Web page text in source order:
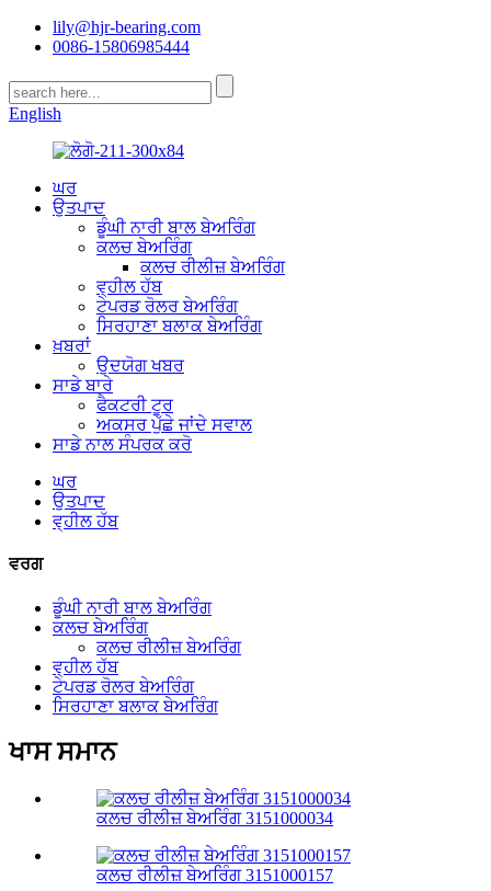
lily@hjr-bearing.com
0086-15806985444
English
ਘਰ
ਉਤਪਾਦ
ਡੂੰਘੀ ਨਾਰੀ ਬਾਲ ਬੇਅਰਿੰਗ
ਕਲਚ ਬੇਅਰਿੰਗ
ਕਲਚ ਰੀਲੀਜ਼ ਬੇਅਰਿੰਗ
ਵ੍ਹੀਲ ਹੱਬ
ਟੇਪਰਡ ਰੋਲਰ ਬੇਅਰਿੰਗ
ਸਿਰਹਾਣਾ ਬਲਾਕ ਬੇਅਰਿੰਗ
ਖ਼ਬਰਾਂ
ਉਦਯੋਗ ਖਬਰ
ਸਾਡੇ ਬਾਰੇ
ਫੈਕਟਰੀ ਟੂਰ
ਅਕਸਰ ਪੁੱਛੇ ਜਾਂਦੇ ਸਵਾਲ
ਸਾਡੇ ਨਾਲ ਸੰਪਰਕ ਕਰੋ
ਘਰ
ਉਤਪਾਦ
ਵ੍ਹੀਲ ਹੱਬ
ਵਰਗ
ਡੂੰਘੀ ਨਾਰੀ ਬਾਲ ਬੇਅਰਿੰਗ
ਕਲਚ ਬੇਅਰਿੰਗ
ਕਲਚ ਰੀਲੀਜ਼ ਬੇਅਰਿੰਗ
ਵ੍ਹੀਲ ਹੱਬ
ਟੇਪਰਡ ਰੋਲਰ ਬੇਅਰਿੰਗ
ਸਿਰਹਾਣਾ ਬਲਾਕ ਬੇਅਰਿੰਗ
ਖਾਸ ਸਮਾਨ
ਕਲਚ ਰੀਲੀਜ਼ ਬੇਅਰਿੰਗ 3151000034
ਕਲਚ ਰੀਲੀਜ਼ ਬੇਅਰਿੰਗ 3151000157